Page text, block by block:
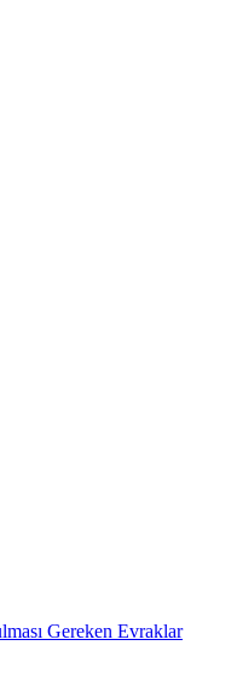
Gereken Evraklar